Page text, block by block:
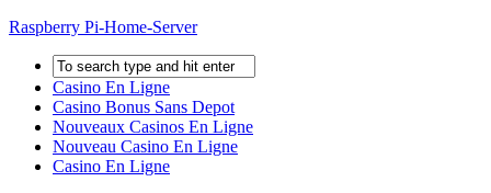
Raspberry Pi-Home-Server
Casino En Ligne
Casino Bonus Sans Depot
Nouveaux Casinos En Ligne
Nouveau Casino En Ligne
Casino En Ligne